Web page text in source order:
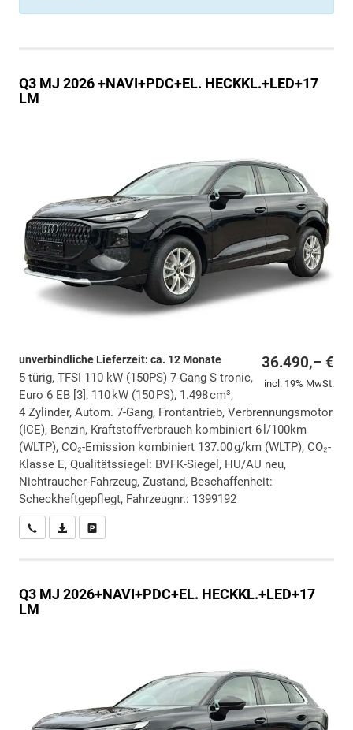
Q3 MJ 2026 +NAVI+PDC+EL. HECKKL.+LED+17
LM
36.490,– €
incl. 19% MwSt.
unverbindliche Lieferzeit: ca. 12 Monate
5-türig, TFSI 110 kW (150PS) 7-Gang S tronic,
Euro 6 EB [3], 110 kW (150 PS), 1.498 cm³,
4 Zylinder, Autom. 7-Gang, Frontantrieb, Verbrennungsmotor
(ICE), Benzin, Kraftstoffverbrauch kombiniert 6 l/100km
(WLTP), CO₂-Emission kombiniert 137.00 g/km (WLTP), CO₂-
Klasse E, Qualitätssiegel: BVFK-Siegel, HU/AU neu,
Nichtraucher-Fahrzeug, Zustand, Beschaffenheit:
Scheckheftgepflegt, Fahrzeugnr.: 1399192
Wir rufen Sie anPDF-Datei, Fahrzeugexposé drucken
Q3 MJ 2026+NAVI+PDC+EL. HECKKL.+LED+17
LM